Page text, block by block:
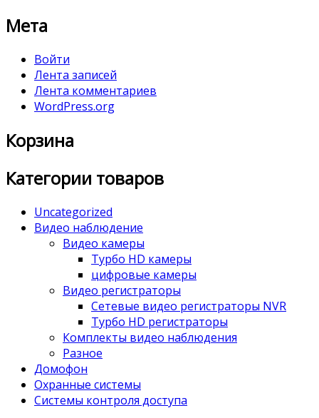
Мета
Войти
Лента записей
Лента комментариев
WordPress.org
Корзина
Категории товаров
Uncategorized
Видео наблюдение
Видео камеры
Турбо HD камеры
цифровые камеры
Видео регистраторы
Сетевые видео регистраторы NVR
Турбо HD регистраторы
Комплекты видео наблюдения
Разное
Домофон
Охранные системы
Системы контроля доступа